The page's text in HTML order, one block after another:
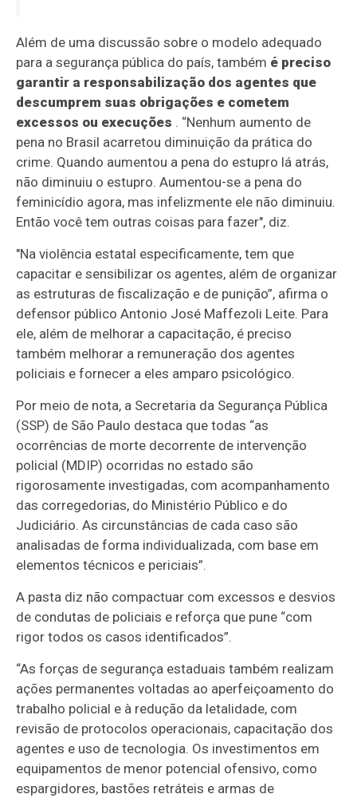
Além de uma discussão sobre o modelo adequado
para a segurança pública do país, também é preciso
garantir a responsabilização dos agentes que
descumprem suas obrigações e cometem
excessos ou execuções . “Nenhum aumento de
pena no Brasil acarretou diminuição da prática do
crime. Quando aumentou a pena do estupro lá atrás,
não diminuiu o estupro. Aumentou-se a pena do
feminicídio agora, mas infelizmente ele não diminuiu.
Então você tem outras coisas para fazer", diz.
"Na violência estatal especificamente, tem que
capacitar e sensibilizar os agentes, além de organizar
as estruturas de fiscalização e de punição”, afirma o
defensor público Antonio José Maffezoli Leite. Para
ele, além de melhorar a capacitação, é preciso
também melhorar a remuneração dos agentes
policiais e fornecer a eles amparo psicológico.
Por meio de nota, a Secretaria da Segurança Pública
(SSP) de São Paulo destaca que todas “as
ocorrências de morte decorrente de intervenção
policial (MDIP) ocorridas no estado são
rigorosamente investigadas, com acompanhamento
das corregedorias, do Ministério Público e do
Judiciário. As circunstâncias de cada caso são
analisadas de forma individualizada, com base em
elementos técnicos e periciais”.
A pasta diz não compactuar com excessos e desvios
de condutas de policiais e reforça que pune “com
rigor todos os casos identificados”.
“As forças de segurança estaduais também realizam
ações permanentes voltadas ao aperfeiçoamento do
trabalho policial e à redução da letalidade, com
revisão de protocolos operacionais, capacitação dos
agentes e uso de tecnologia. Os investimentos em
equipamentos de menor potencial ofensivo, como
espargidores, bastões retráteis e armas de